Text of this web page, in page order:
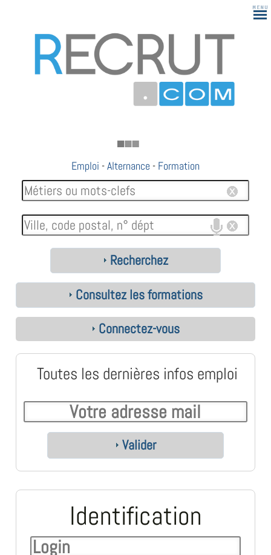
183
Emploi -Alternance - Formation
Recherchez
Consultez les formations
Connectez-vous
Toutes les dernières infos emploi
Valider
Identification